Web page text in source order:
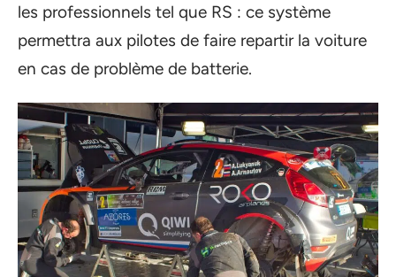
les professionnels tel que RS : ce système
permettra aux pilotes de faire repartir la voiture
en cas de problème de batterie.